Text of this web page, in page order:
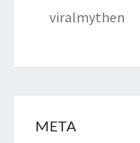
viralmythen
META